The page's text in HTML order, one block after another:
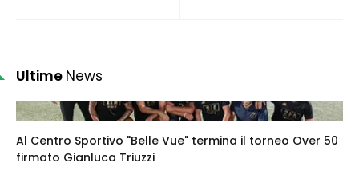
Ultime News
Al Centro Sportivo "Belle Vue" termina il torneo Over 50
firmato Gianluca Triuzzi